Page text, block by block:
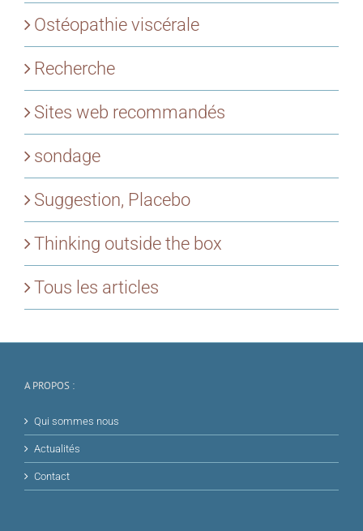
Ostéopathie viscérale
Recherche
Sites web recommandés
sondage
Suggestion, Placebo
Thinking outside the box
Tous les articles
A PROPOS :
Qui sommes nous
Actualités
Contact